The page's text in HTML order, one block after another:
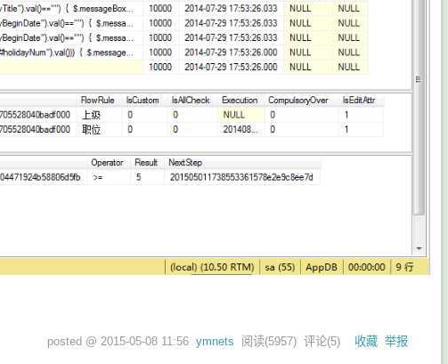
posted @ 2015-05-08 11:56 ymnets 阅读(5957) 评论(5) 收藏 举报